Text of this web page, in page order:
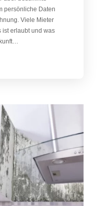
persönliche Daten
Viele Mieter
ist erlaubt und was